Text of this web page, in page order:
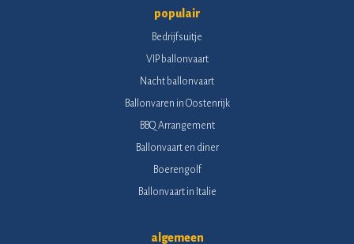
populair
Bedrijfsuitje
VIP ballonvaart
Nacht ballonvaart
Ballonvaren in Oostenrijk
BBQ Arrangement
Ballonvaart en diner
Boerengolf
Ballonvaart in Italie
algemeen